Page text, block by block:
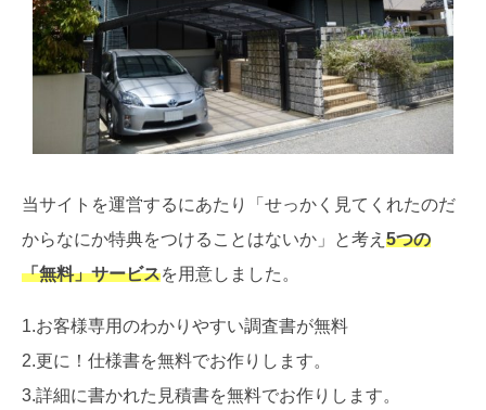
当サイトを運営するにあたり「せっかく見てくれたのだ
からなにか特典をつけることはないか」と考え 5つの
「無料」サービスを用意しました。
1.お客様専用のわかりやすい調査書が無料
2.更に！仕様書を無料でお作りします。
3.詳細に書かれた見積書を無料でお作りします。